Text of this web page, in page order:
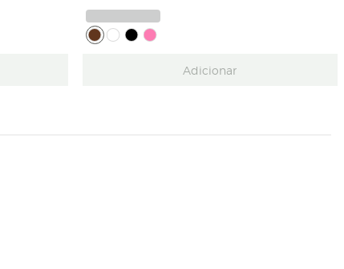
Adicionar